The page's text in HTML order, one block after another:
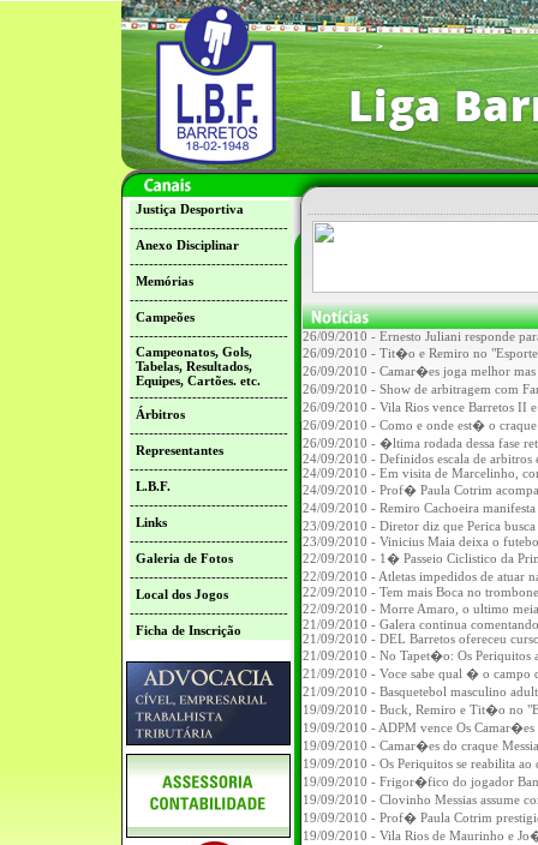
Justiça Desportiva
---------------------------------
Anexo Disciplinar
---------------------------------
Memórias
---------------------------------
Campeões
---------------------------------
Campeonatos, Gols,
Tabelas, Resultados,
Equipes, Cartões. etc.
---------------------------------
Árbitros
---------------------------------
Representantes
---------------------------------
L.B.F.
---------------------------------
Links
---------------------------------
Galeria de Fotos
---------------------------------
Local dos Jogos
---------------------------------
Ficha de Inscrição
26/09/2010 - Ernesto Juliani responde
26/09/2010 - Tit�o e Remiro no
26/09/2010 - Camar�es joga melhor mas
26/09/2010 - Show de arbitragem com
26/09/2010 - Vila Rios vence Barretos II
26/09/2010 - Como e onde est� o
26/09/2010 - �ltima rodada dessa fase
24/09/2010 - Definidos escala de arbitros
24/09/2010 - Em visita de Marcelinho,
24/09/2010 - Prof� Paula Cotrim
24/09/2010 - Remiro Cachoeira
23/09/2010 - Diretor diz que Perica
23/09/2010 - Vinicius Maia deixa o
22/09/2010 - 1� Passeio Ciclistico da
22/09/2010 - Atletas impedidos de
22/09/2010 - Tem mais Boca no
22/09/2010 - Morre Amaro, o ultimo
21/09/2010 - Galera continua
21/09/2010 - DEL Barretos ofereceu
21/09/2010 - No Tapet�o: Os Periquitos
21/09/2010 - Voce sabe qual � o
21/09/2010 - Basquetebol masculino
19/09/2010 - Buck, Remiro e Tit�o no
19/09/2010 - ADPM vence Os
19/09/2010 - Camar�es do craque
19/09/2010 - Os Periquitos se reabilita
19/09/2010 - Frigor�fico do jogador
19/09/2010 - Clovinho Messias assume
19/09/2010 - Prof� Paula Cotrim
19/09/2010 - Vila Rios de Maurinho e